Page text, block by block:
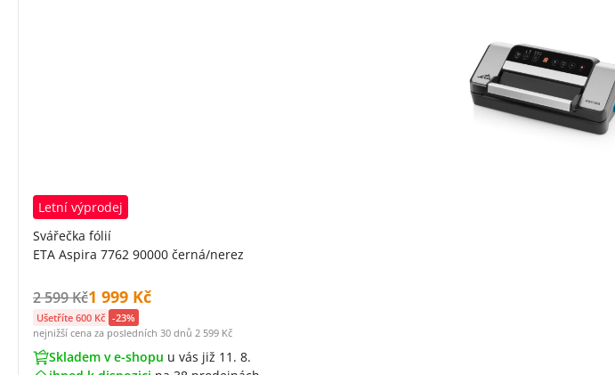
Letní výprodej
Svářečka fólií
ETA Aspira 7762 90000 černá/nerez
Původní cena s DPH:
2 599 KčCena s DPH:
1 999 Kč
Ušetříte 600 Kč -23%
nejnižší cena za posledních 30 dnů 2 599 Kč
Skladem v e-shopu u vás již 11. 8.